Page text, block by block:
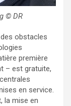
© DR
obstacles
première
– est gratuite,
en service.
la mise en